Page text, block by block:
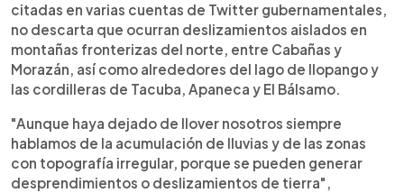
citadas en varias cuentas de Twitter gubernamentales,
no descarta que ocurran deslizamientos aislados en
montañas fronterizas del norte, entre Cabañas y
Morazán, así como alrededores del lago de Ilopango y
las cordilleras de Tacuba, Apaneca y El Bálsamo.
"Aunque haya dejado de llover nosotros siempre
hablamos de la acumulación de lluvias y de las zonas
con topografía irregular, porque se pueden generar
desprendimientos o deslizamientos de tierra",